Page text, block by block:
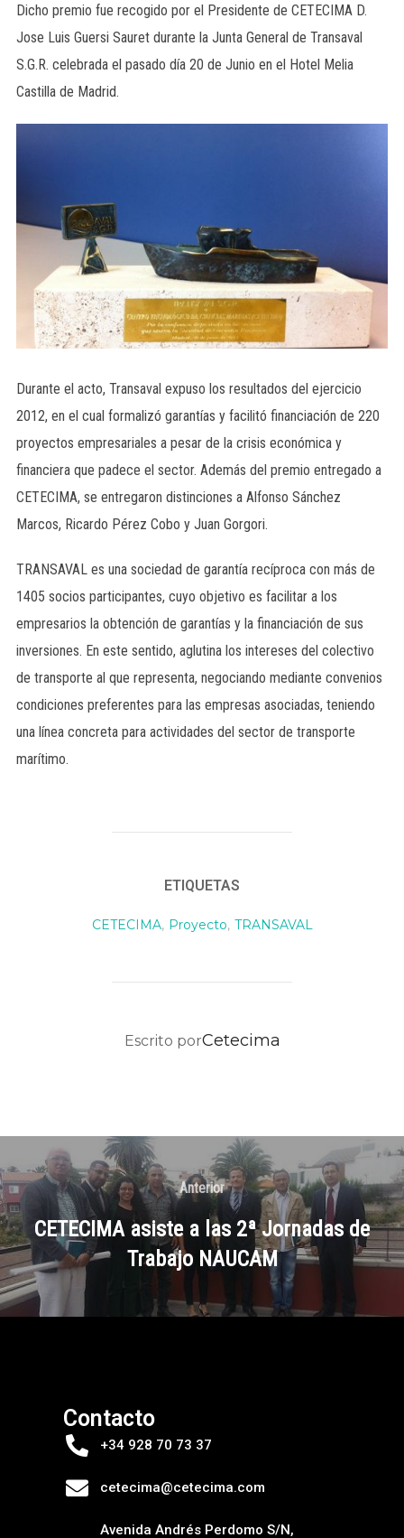
Dicho premio fue recogido por el Presidente de CETECIMA D.
Jose Luis Guersi Sauret durante la Junta General de Transaval
S.G.R. celebrada el pasado día 20 de Junio en el Hotel Melia
Castilla de Madrid.
Durante el acto, Transaval expuso los resultados del ejercicio
2012, en el cual formalizó garantías y facilitó financiación de 220
proyectos empresariales a pesar de la crisis económica y
financiera que padece el sector. Además del premio entregado a
CETECIMA, se entregaron distinciones a Alfonso Sánchez
Marcos, Ricardo Pérez Cobo y Juan Gorgori.
TRANSAVAL es una sociedad de garantía recíproca con más de
1405 socios participantes, cuyo objetivo es facilitar a los
empresarios la obtención de garantías y la financiación de sus
inversiones. En este sentido, aglutina los intereses del colectivo
de transporte al que representa, negociando mediante convenios
condiciones preferentes para las empresas asociadas, teniendo
una línea concreta para actividades del sector de transporte
marítimo.
ETIQUETAS
CETECIMA, Proyecto, TRANSAVAL
AUTOR DE LA PUBLICACIÓN
Escrito porCetecima
Anterior
CETECIMA asiste a las 2ª Jornadas de
Trabajo NAUCAM
Contacto
+34 928 70 73 37
cetecima@cetecima.com
Avenida Andrés Perdomo S/N,